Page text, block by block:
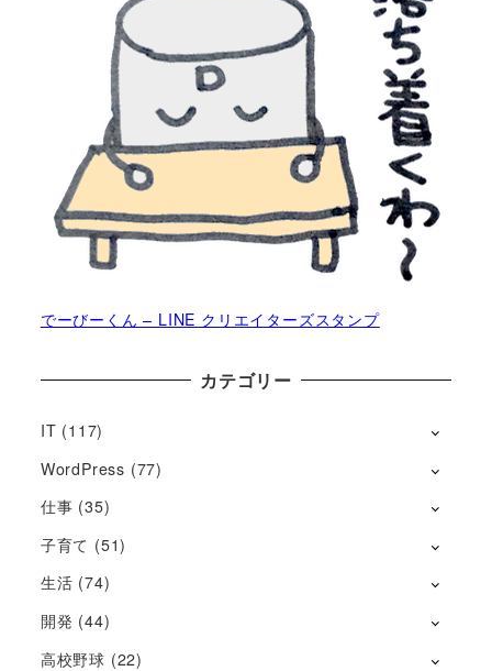
でーびーくん – LINE クリエイターズスタンプ
カテゴリー
IT (117)
WordPress (77)
仕事 (35)
子育て (51)
生活 (74)
開発 (44)
高校野球 (22)